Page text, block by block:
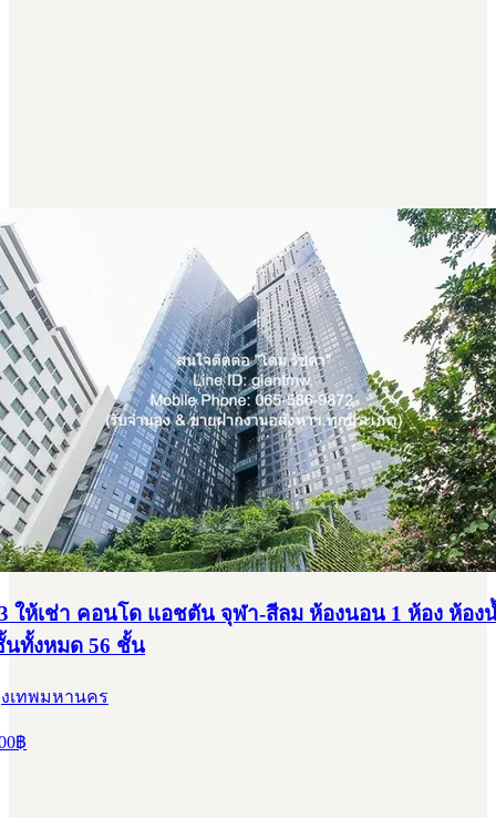
ให้เช่า คอนโด แอชตัน จุฬา-สีลม ห้องนอน 1 ห้อง ห้อง
ทั้งหมด 56 ชั้น
เทพมหานคร
฿